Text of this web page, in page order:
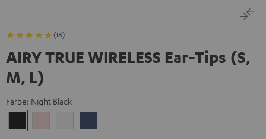
(18)
AIRY TRUE WIRELESS Ear-Tips (S,
M, L)
Farbe: Night Black
Black
White